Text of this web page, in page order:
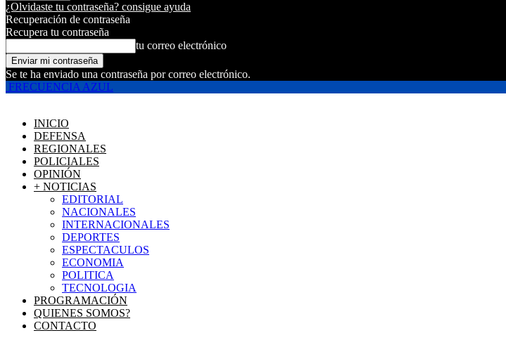
¿Olvidaste tu contraseña? consigue ayuda
Recuperación de contraseña
Recupera tu contraseña
tu correo electrónico
Se te ha enviado una contraseña por correo electrónico.
FRECUENCIA AZUL
INICIO
DEFENSA
REGIONALES
POLICIALES
OPINIÓN
+ NOTICIAS
EDITORIAL
NACIONALES
INTERNACIONALES
DEPORTES
ESPECTACULOS
ECONOMIA
POLITICA
TECNOLOGIA
PROGRAMACIÓN
QUIENES SOMOS?
CONTACTO